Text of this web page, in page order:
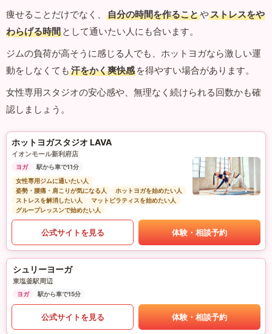
痩せることだけでなく、
自分の時間を作ることやストレスをや
わらげる時間 として通いたい人にも合います。
ジムの負荷が高そうに感じる人でも、ホットヨガなら激しい運
動をしなくても 汗をかく爽快感 を得やすい場合があります。
女性専用スタジオの安心感や、無理なく続けられる回数かも確
認しましょう。
ホットヨガスタジオ LAVA
イオンモール新利府店
ヨガ
駅から車で11分
女性専用ジムに通いたい人
姿勢・腰痛・肩こりが気になる人
ホットヨガを始めたい人
ストレスを解消したい人
マットピラティスを始めたい人
グループレッスンで始めたい人
公式サイトを見る 体験・相談予約
シュリーヨーガ
東塩釜駅周辺
ヨガ 駅から車で15分
公式サイトを見る 体験・相談予約